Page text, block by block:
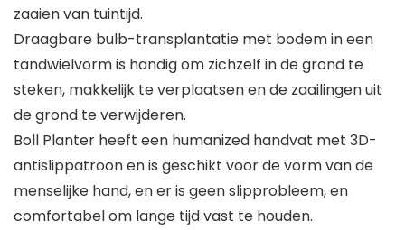
zaaien van tuintijd.
Draagbare bulb-transplantatie met bodem in een
tandwielvorm is handig om zichzelf in de grond te
steken, makkelijk te verplaatsen en de zaailingen uit
de grond te verwijderen.
Boll Planter heeft een humanized handvat met 3D-
antislippatroon en is geschikt voor de vorm van de
menselijke hand, en er is geen slipprobleem, en
comfortabel om lange tijd vast te houden.